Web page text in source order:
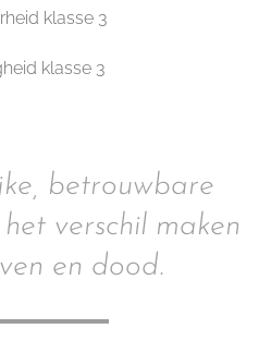
klasse 3
klasse 3
betrouwbare
verschil maken
en dood.